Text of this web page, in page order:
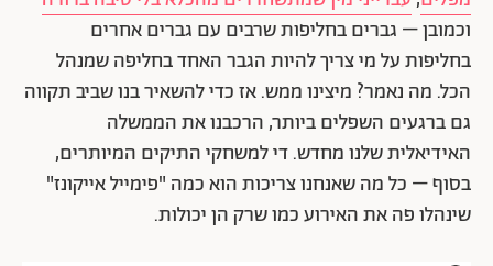
וכמובן – גברים בחליפות שרבים עם גברים אחרים
בחליפות על מי צריך להיות הגבר האחד בחליפה שמנהל
הכל. מה נאמר? מיצינו ממש. אז כדי להשאיר בנו שביב תקווה
גם ברגעים השפלים ביותר, הרכבנו את הממשלה
האידיאלית שלנו מחדש. די למשחקי התיקים המיותרים,
בסוף – כל מה שאנחנו צריכות הוא כמה "פימייל אייקונז"
שינהלו פה את האירוע כמו שרק הן יכולות.